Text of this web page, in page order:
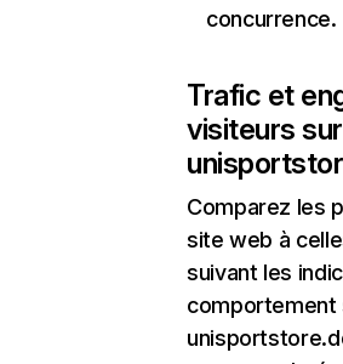
concurrence.
Trafic et
visiteurs sur
Comparez les
site web à
suivant les
comportement